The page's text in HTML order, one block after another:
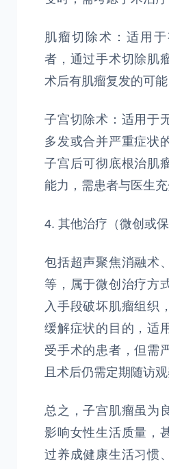
肌瘤切除术：适用
者，通过手术切除肌
术后有肌瘤复发的可能
子宫切除术：适用于
多发或合并严重症状
子宫后可彻底根治肌
能力，需患者与医生充
4. 其他治疗（微创或保
包括超声聚焦消融术
等，属于微创治疗方
入手段破坏肌瘤组织
缓解症状的目的，适
受手术的患者，但需
且术后仍需定期随访观
总之，子宫肌瘤虽为
影响女性生活质量，
过养成健康生活习惯